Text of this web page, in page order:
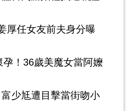
任女友前夫身分曝
孕！36歲美魔女當阿嬤
少尪遭目擊當街吻小